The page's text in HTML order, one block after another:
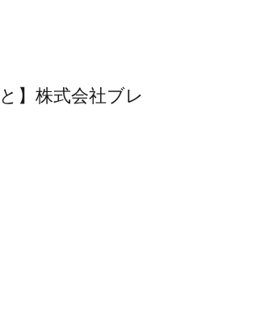
】株式会社ブレ